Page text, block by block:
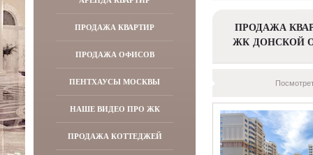
ПРОДАЖА КВАРТИР
ПРОДАЖА ОФИСОВ
ПЕНТХАУСЫ МОСКВЫ
НАШЕ ВИДЕО ПРО ЖК
ПРОДАЖА КОТТЕДЖЕЙ
ПРОДАЖА
ЖК ДОНСКОЙ